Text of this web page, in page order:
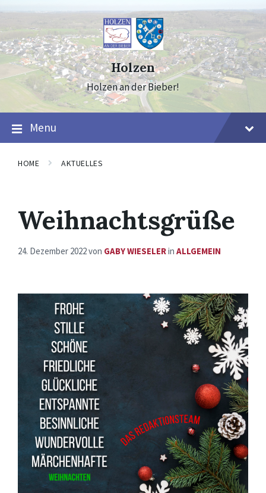
to
content
to
navigation
to
footer
Holzen
Holzen an der Bieber!
Menu
HOME AKTUELLES
Weihnachtsgrüße
24. Dezember 2022von GABY WIESELERin ALLGEMEIN